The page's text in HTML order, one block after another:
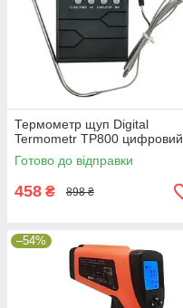
Термометр щуп Digital
Termometr TP800 цифровий
Готово до відправки
458 ₴ 898 ₴
–54%